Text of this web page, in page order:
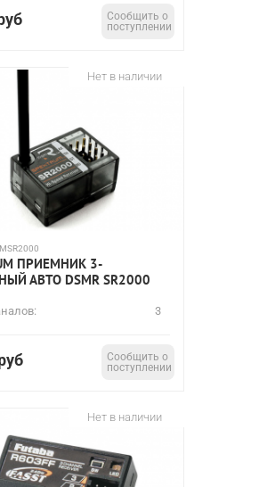
Сообщить о
поступлении
Нет в наличии
ПРИЕМНИК 3-
АВТО DSMR SR2000
3
Сообщить о
поступлении
Нет в наличии